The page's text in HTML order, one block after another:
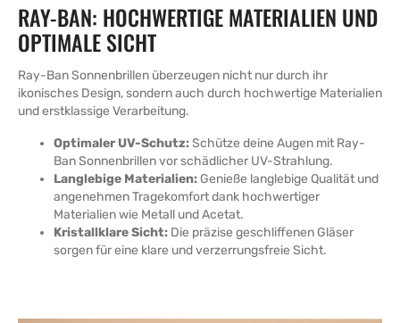
RAY-BAN: HOCHWERTIGE MATERIALIEN UND
OPTIMALE SICHT
Ray-Ban Sonnenbrillen überzeugen nicht nur durch ihr
ikonisches Design, sondern auch durch hochwertige Materialien
und erstklassige Verarbeitung.
Optimaler UV-Schutz:Schütze deine Augen mit Ray-
Ban Sonnenbrillen vor schädlicher UV-Strahlung.
Langlebige Materialien: Genieße langlebige Qualität und
angenehmen Tragekomfort dank hochwertiger
Materialien wie Metall und Acetat.
Kristallklare Sicht: Die präzise geschliffenen Gläser
sorgen für eine klare und verzerrungsfreie Sicht.